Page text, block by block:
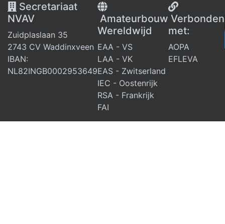
Secretariaat
NVAV
Zuidplaslaan 35
2743 CV Waddinxveen
IBAN:
NL82INGB0002953649
Amateurbouw
Wereldwijd
EAA - VS
LAA - VK
EAS - Zwitserland
IEC - Oostenrijk
RSA - Frankrijk
FAI
Verbonden
met:
AOPA
EFLEVA